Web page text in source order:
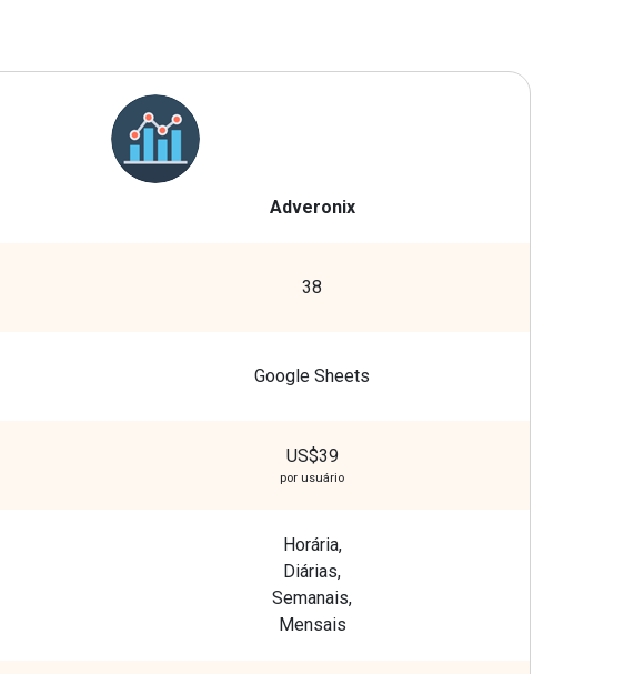
Adveronix
38
Google Sheets
US$39
por usuário
Horária,
Diárias,
Semanais,
Mensais